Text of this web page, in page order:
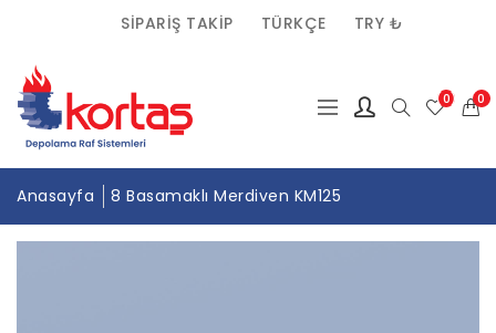
SIPARIŞ TAKIP TÜRKÇE TRY ₺
(0) 0
Anasayfa 8 Basamaklı Merdiven KM125